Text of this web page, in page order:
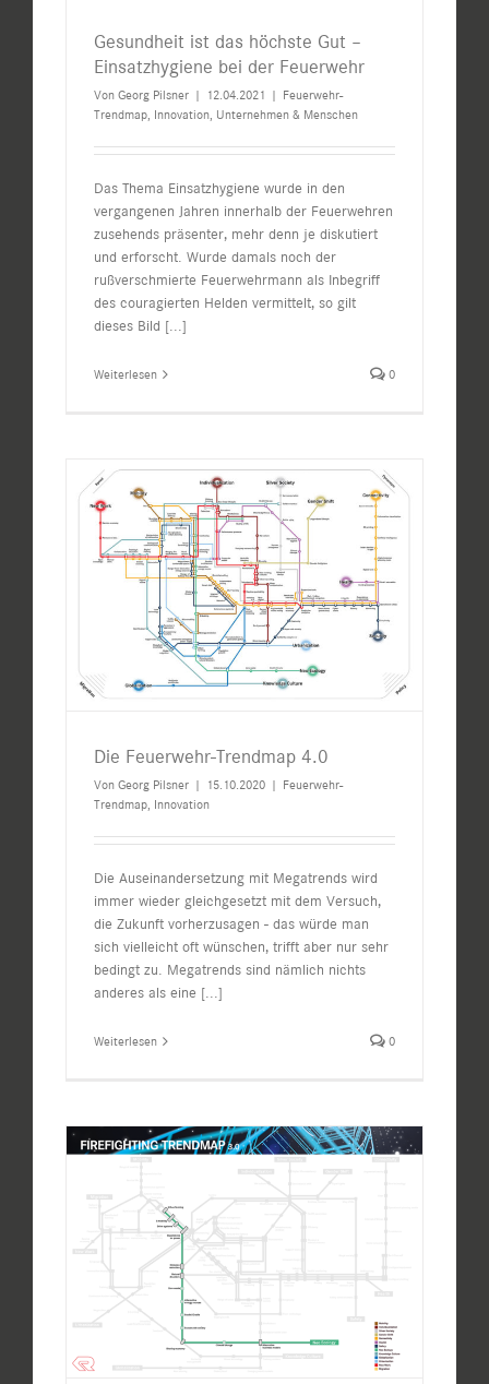
Gesundheit ist das höchste Gut –
Einsatzhygiene bei der Feuerwehr
Von Georg Pilsner | 12.04.2021 | Feuerwehr-
Trendmap, Innovation, Unternehmen & Menschen
Das Thema Einsatzhygiene wurde in den
vergangenen Jahren innerhalb der Feuerwehren
zusehends präsenter, mehr denn je diskutiert
und erforscht. Wurde damals noch der
rußverschmierte Feuerwehrmann als Inbegriff
des couragierten Helden vermittelt, so gilt
dieses Bild [...]
Weiterlesen 0
Die Feuerwehr-Trendmap 4.0
Von Georg Pilsner | 15.10.2020 | Feuerwehr-
Trendmap, Innovation
Die Auseinandersetzung mit Megatrends wird
immer wieder gleichgesetzt mit dem Versuch,
die Zukunft vorherzusagen - das würde man
sich vielleicht oft wünschen, trifft aber nur sehr
bedingt zu. Megatrends sind nämlich nichts
anderes als eine [...]
Weiterlesen 0